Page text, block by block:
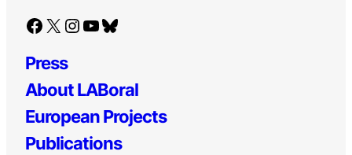
Facebook X Instagram YouTube Bluesky
Press
About LABoral
European Projects
Publications